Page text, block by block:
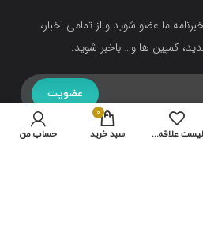
ما عضو شوید و از تمامی اخبار،
کمپین ها و… باخبر شوید.
عضویت
لیست علاقه مندی ها
0
سبد خرید حساب من